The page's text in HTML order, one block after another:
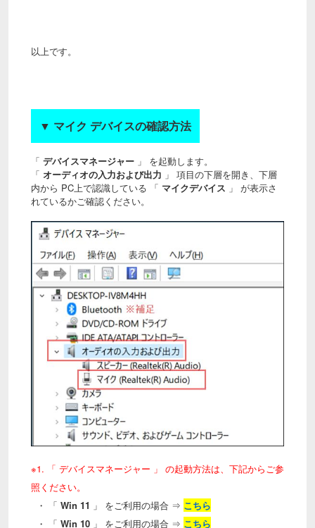
以上です。
▼ マイク デバイスの確認方法
「 デバイスマネージャー 」 を起動します。
「 オーディオの入力および出力 」 項目の下層を開き、下層
内から PC上で認識している 「 マイクデバイス 」 が表示さ
れているかご確認ください。
※1. 「 デバイスマネージャー 」 の起動方法は、下記からご参
照ください。
・ 「 Win 11 」 をご利用の場合 ⇒ こちら
・ 「 Win 10 」 をご利用の場合 ⇒ こちら